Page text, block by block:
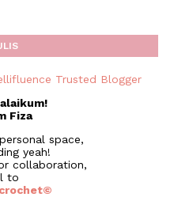
Fiza
space,
yeah!
collaboration,
to